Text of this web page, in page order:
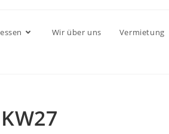
Wir über uns Vermietung